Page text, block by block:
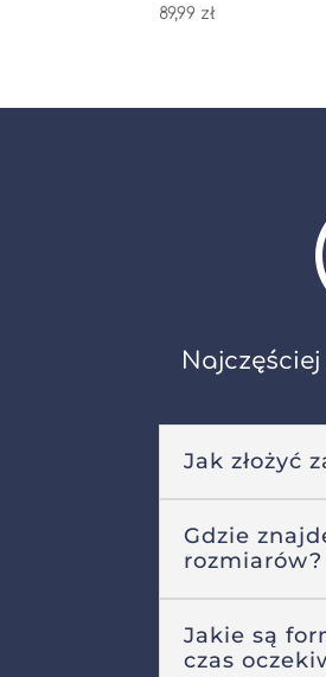
89,99 zł
Jak złożyć
Gdzie
rozmiarów?
Jakie są
czas